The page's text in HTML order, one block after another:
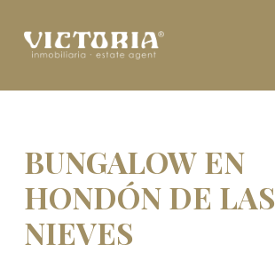
BUNGALOW EN
HONDÓN DE LAS
NIEVES